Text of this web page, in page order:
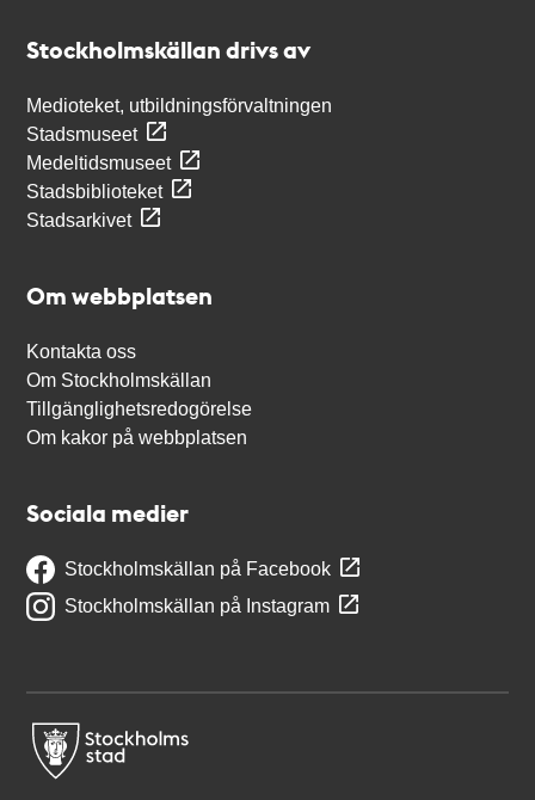
Stockholmskällan drivs av
Medioteket, utbildningsförvaltningen
Stadsmuseet
Medeltidsmuseet
Stadsbiblioteket
Stadsarkivet
Om webbplatsen
Kontakta oss
Om Stockholmskällan
Tillgänglighetsredogörelse
Om kakor på webbplatsen
Sociala medier
Stockholmskällan på Facebook
Stockholmskällan på Instagram